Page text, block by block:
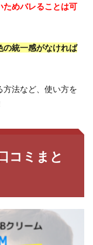
ためバレることは可
の統一感がなければ
方法など、使い方を
コミまと